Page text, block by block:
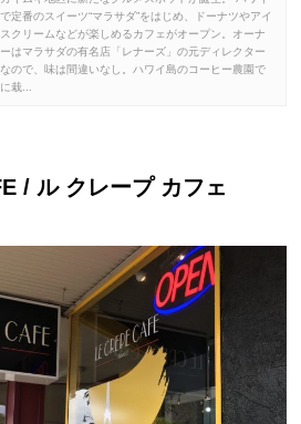
で定番のスイーツ“マラサダ”をはじめ、ドーナツやアイ
スクリームなどが楽しめるカフェがオープン。オーナ
ーはマラサダの有名店「レナーズ」の元ディレクター
なので、味は間違いなし。ハワイ島のコーヒー農園で
に栽...
/ ル クレープ カフェ